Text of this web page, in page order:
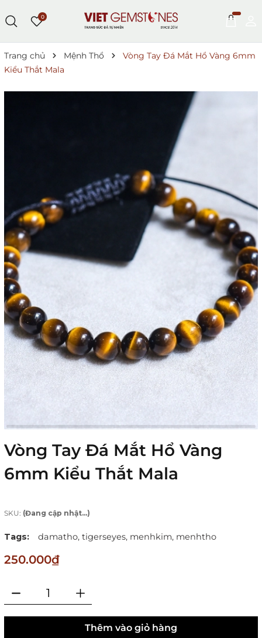
0
Trang chủ Mệnh Thổ
Vòng Tay Đá Mắt Hổ Vàng 6mm
Kiểu Thắt Mala
Vòng Tay Đá Mắt Hổ Vàng
6mm Kiểu Thắt Mala
SKU: (Đang cập nhật...)
Tags: damatho, tigerseyes, menhkim, menhtho
250.000₫
Thêm vào giỏ hàng